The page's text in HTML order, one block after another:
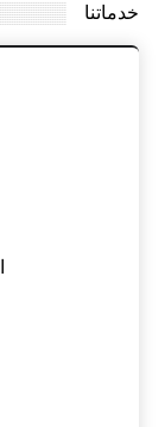
خدماتنا